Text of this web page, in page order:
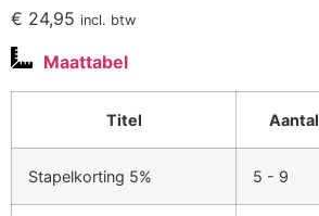
€ 24,95 incl. btw
Maattabel
Titel Aantal
Stapelkorting 5% 5 - 9